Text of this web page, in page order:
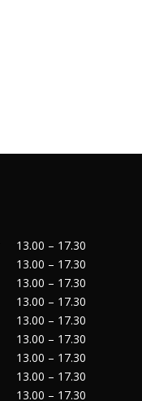
13.00 – 17.30
13.00 – 17.30
13.00 – 17.30
13.00 – 17.30
13.00 – 17.30
13.00 – 17.30
13.00 – 17.30
13.00 – 17.30
13.00 – 17.30